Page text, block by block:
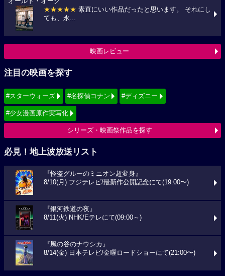
★★★★★ 素直にいい作品だったと思います。 それにし
ても、永...
映画レビュー
注目の映画を探す
#スターウォーズ #名探偵コナン #ディズニー
#少女漫画原作実写化
シリーズ・映画祭作品を探す
必見！地上波放送リスト
『怪盗グルーのミニオン超変身』
8/10(月) フジテレビ/最新作公開記念にて(19:00〜)
『銀河鉄道の夜』
8/11(火) NHK/Eテレにて(09:00～)
『風の谷のナウシカ』
8/14(金) 日本テレビ/金曜ロードショーにて(21:00〜)